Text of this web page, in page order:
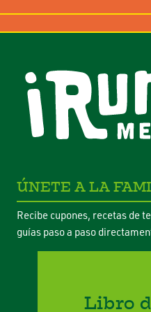
ÚNETE A LA
Recibe cupones, recetas de
guías paso a paso
Libro